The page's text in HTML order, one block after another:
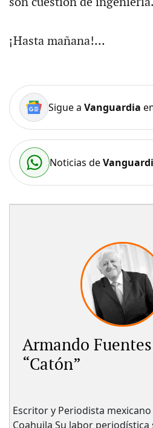
¡Hasta mañana!...
Sigue a Vanguardia
Noticias de
Armando
“Catón”
Escritor y Periodista
Coahuila Su labor periodística